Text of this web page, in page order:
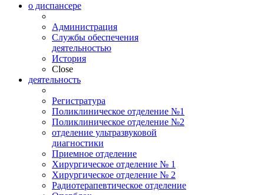
о диспансере
Администрация
Службы обеспечения
деятельностью
История
Close
деятельность
Регистратура
Поликлиническое отделение №1
Поликлиническое отделение №2
отделение ультразвуковой
диагностики
Приемное отделение
Хирургическое отделение № 1
Хирургическое отделение № 2
Радиотерапевтическое отделение